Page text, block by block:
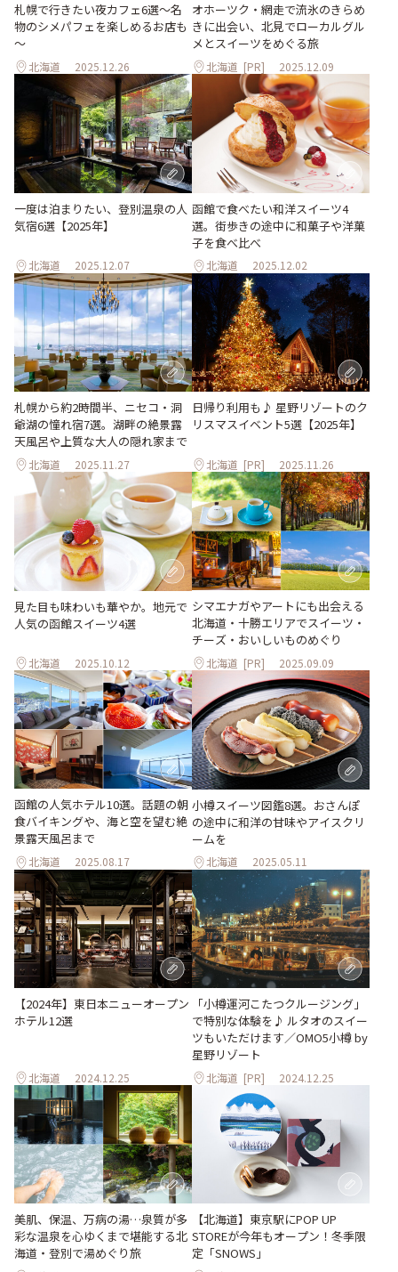
札幌で行きたい夜カフェ6選～名
物のシメパフェを楽しめるお店も
～
北海道 2025.12.26
オホーツク・網走で流氷のきらめ
きに出会い、北見でローカルグル
メとスイーツをめぐる旅
北海道 [PR] 2025.12.09
一度は泊まりたい、登別温泉の人
気宿6選【2025年】
北海道 2025.12.07
函館で食べたい和洋スイーツ4
選。街歩きの途中に和菓子や洋菓
子を食べ比べ
北海道 2025.12.02
札幌から約2時間半、ニセコ・洞
爺湖の憧れ宿7選。湖畔の絶景露
天風呂や上質な大人の隠れ家まで
北海道 2025.11.27
日帰り利用も♪ 星野リゾートのク
リスマスイベント5選【2025年】
北海道 [PR] 2025.11.26
見た目も味わいも華やか。地元で
人気の函館スイーツ4選
北海道 2025.10.12
シマエナガやアートにも出会える
北海道・十勝エリアでスイーツ・
チーズ・おいしいものめぐり
北海道 [PR] 2025.09.09
函館の人気ホテル10選。話題の朝
食バイキングや、海と空を望む絶
景露天風呂まで
北海道 2025.08.17
小樽スイーツ図鑑8選。おさんぽ
の途中に和洋の甘味やアイスクリ
ームを
北海道 2025.05.11
【2024年】東日本ニューオープン
ホテル12選
北海道 2024.12.25
「小樽運河こたつクルージング」
で特別な体験を♪ ルタオのスイー
ツもいただけます／OMO5小樽 by
星野リゾート
北海道 [PR] 2024.12.25
美肌、保温、万病の湯…泉質が多
彩な温泉を心ゆくまで堪能する北
海道・登別で湯めぐり旅
【北海道】東京駅にPOP UP
STOREが今年もオープン！冬季限
定「SNOWS」